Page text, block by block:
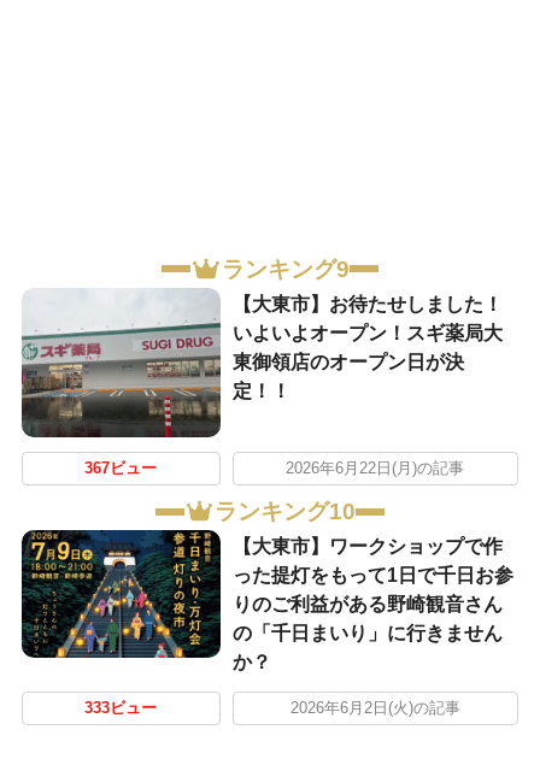
ランキング9
【大東市】お待たせしました！
いよいよオープン！スギ薬局大
東御領店のオープン日が決
定！！
367ビュー 2026年6月22日(月)の記事
ランキング10
【大東市】ワークショップで作
った提灯をもって1日で千日お参
りのご利益がある野崎観音さん
の「千日まいり」に行きません
か？
333ビュー 2026年6月2日(火)の記事